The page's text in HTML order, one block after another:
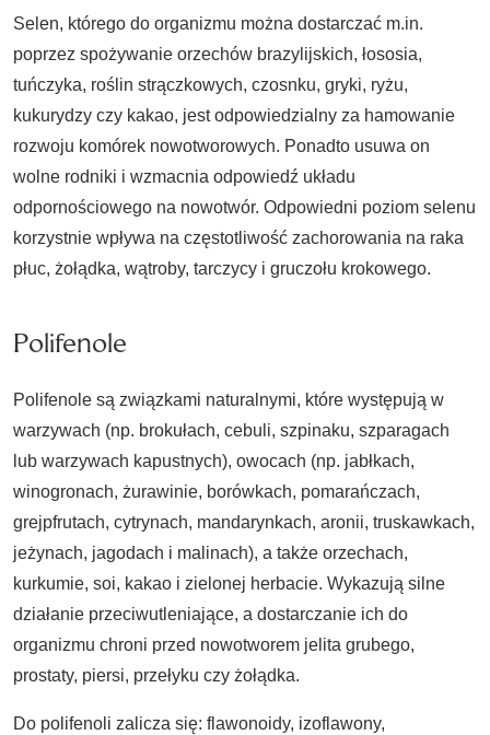
Selen, którego do organizmu można dostarczać m.in.
poprzez spożywanie orzechów brazylijskich, łososia,
tuńczyka, roślin strączkowych, czosnku, gryki, ryżu,
kukurydzy czy kakao, jest odpowiedzialny za hamowanie
rozwoju komórek nowotworowych. Ponadto usuwa on
wolne rodniki i wzmacnia odpowiedź układu
odpornościowego na nowotwór. Odpowiedni poziom selenu
korzystnie wpływa na częstotliwość zachorowania na raka
płuc, żołądka, wątroby, tarczycy i gruczołu krokowego.
Polifenole
Polifenole są związkami naturalnymi, które występują w
warzywach (np. brokułach, cebuli, szpinaku, szparagach
lub warzywach kapustnych), owocach (np. jabłkach,
winogronach, żurawinie, borówkach, pomarańczach,
grejpfrutach, cytrynach, mandarynkach, aronii, truskawkach,
jeżynach, jagodach i malinach), a także orzechach,
kurkumie, soi, kakao i zielonej herbacie. Wykazują silne
działanie przeciwutleniające, a dostarczanie ich do
organizmu chroni przed nowotworem jelita grubego,
prostaty, piersi, przełyku czy żołądka.
Do polifenoli zalicza się: flawonoidy, izoflawony,